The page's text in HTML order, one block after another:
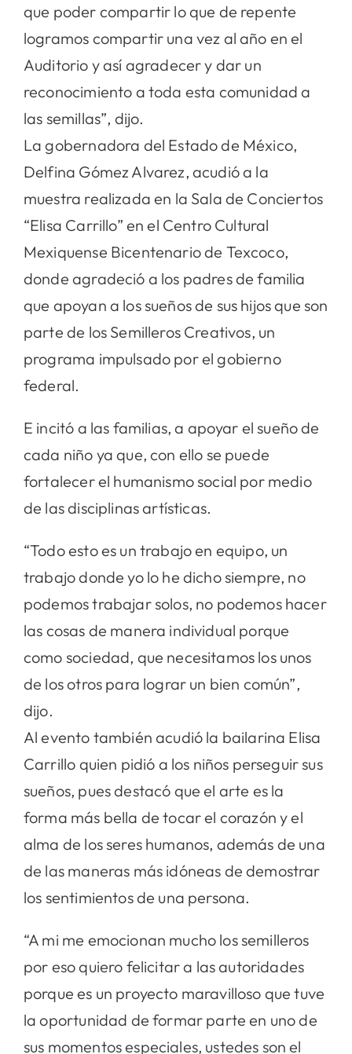
que poder compartir lo que de repente
logramos compartir una vez al año en el
Auditorio y así agradecer y dar un
reconocimiento a toda esta comunidad a
las semillas”, dijo.
La gobernadora del Estado de México,
Delfina Gómez Alvarez, acudió a la
muestra realizada en la Sala de Conciertos
“Elisa Carrillo” en el Centro Cultural
Mexiquense Bicentenario de Texcoco,
donde agradeció a los padres de familia
que apoyan a los sueños de sus hijos que son
parte de los Semilleros Creativos, un
programa impulsado por el gobierno
federal.
E incitó a las familias, a apoyar el sueño de
cada niño ya que, con ello se puede
fortalecer el humanismo social por medio
de las disciplinas artísticas.
“Todo esto es un trabajo en equipo, un
trabajo donde yo lo he dicho siempre, no
podemos trabajar solos, no podemos hacer
las cosas de manera individual porque
como sociedad, que necesitamos los unos
de los otros para lograr un bien común”,
dijo.
Al evento también acudió la bailarina Elisa
Carrillo quien pidió a los niños perseguir sus
sueños, pues destacó que el arte es la
forma más bella de tocar el corazón y el
alma de los seres humanos, además de una
de las maneras más idóneas de demostrar
los sentimientos de una persona.
“A mi me emocionan mucho los semilleros
por eso quiero felicitar a las autoridades
porque es un proyecto maravilloso que tuve
la oportunidad de formar parte en uno de
sus momentos especiales, ustedes son el